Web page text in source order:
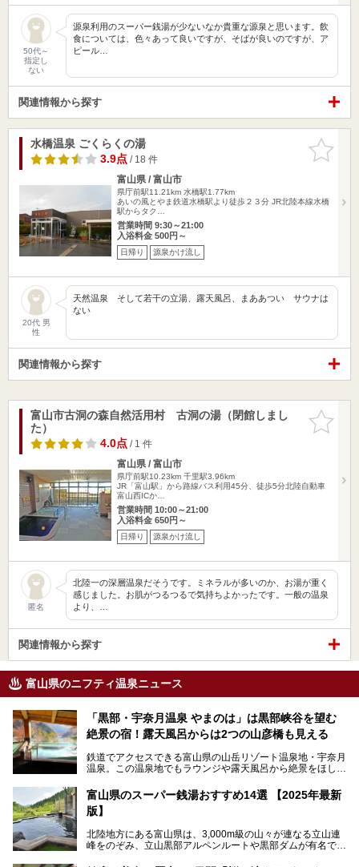
50代～
指定し
ない
源泉利用のスーパー銭湯が少ないなか貴重な源泉と思います。飲
食については、色々あって良いですが、そばが良いのですが、ア
ピール…
関連情報から探す
お気に入
りに追加
水橋温泉 ごくらくの湯
3.9点/ 18 件
富山県 / 富山市
県庁前駅11.21km 水橋駅1.77km
あいの風とやま鉄道水橋駅より徒歩２３分 JR北陸本線水橋
駅からタク…
営業時間 9:30～21:00
入浴料金 500円～
日帰り 源泉かけ流し
20代 男
性
天然温泉 そして若干の立湯、露天風呂、まああつい サウナは
ない
関連情報から探す
お気に入
りに追加
富山市古洞の森自然活用村 古洞の湯（閉館しまし
た）
4.0点/ 1 件
富山県 / 富山市
県庁前駅10.23km 千里駅3.96km
JR「富山駅」から路線バス利用45分、徒歩5分北陸自動車
富山西ICか…
営業時間 10:00～21:00
入浴料金 650円～
日帰り 源泉かけ流し
匿名
北陸一の深層温泉だそうです。ミネラルが多いのか、お湯が重く
感じました。お肌がつるつるで気持ちよかったです。一般の温泉
より、…
関連情報から探す
富山県のニフティ温泉ニュース
「黒部・宇奈月温泉 やまのは」は黒部峡谷を望む
絶景の宿！露天風呂からは2つの山彦橋も見える
鉄道でアクセスできる富山県の山岳リゾート温泉地・宇奈月
温泉。この温泉地でもラウンジや露天風呂から絶景をほしい
の「黒部・宇奈月温泉 やまのは」。
自慢の眺望、温泉、居心地の良い客室、ビュッフェ式の食事
ます。日常から少し離れて、山懐で自然に癒されたいと思う
方にぴったりの温泉です。冬なら雪景色も絵になりますよ。
富山県のスーパー銭湯おすすめ14選 【2025年最新
版】
北陸地方にある富山県は、3,000m級の山々が連なる立山連
峰をのぞみ、立山黒部アルペンルートや黒部ダムが有名で